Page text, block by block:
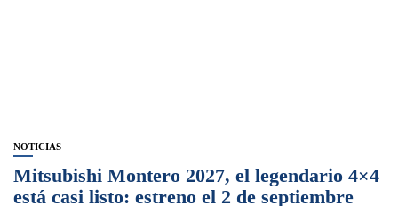
NOTICIAS
Mitsubishi Montero 2027, el legendario 4×4
está casi listo: estreno el 2 de septiembre